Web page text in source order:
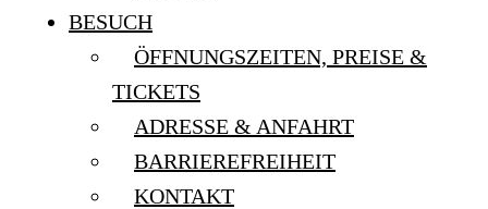
BESUCH
ÖFFNUNGSZEITEN, PREISE &
TICKETS
ADRESSE & ANFAHRT
BARRIEREFREIHEIT
KONTAKT